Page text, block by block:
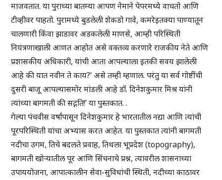
माजवतात. या पुराच्या बातम्या आपण नेमाने पेपरमध्ये वाचतो आणि
टीव्हीवर पाहतो. पुरामध्ये बुडलेली शेकडो गावे, कमरेइतक्या पाण्यातून
चालणारी किंवा झाडावर अडकलेली माणसे, आम्ही परिस्थिती
नियंत्रणाखाली आणत आहोत असे वक्तव्य करणारे राजकीय नेते आणि
प्रशासकीय अधिकारी, यांची आता आपल्याला इतकी सवय झालेली
आहे की यात नवीन ते काय?’ असे तम्ही म्हणाल. परंतु या सर्व गोष्टींची
दुसरी बाजू आपल्यासमोर मांडली आहे डॉ. दिनेशकुमार मिश्र यांनी
त्यांच्या बागमती की सद्गति!’ या पुस्तकात. .
गेल्या पंचवीस वर्षांपासून दिनेशकुमार हे भारतातील नद्या आणि त्यांची
पूरपरिस्थिती यांचा अभ्यास करत आहेत. या पुस्तकात त्यांनी बागमती
नदीचा उगम, तिचे बदलते प्रवाह, तिथला भूप्रदेश (topography),
बागमती खोऱ्यातील पूर आणि सिंचनाचे प्रश्न, त्यावरील शासनाच्या
उपाययोजना, आपात्कालीन सेवा-सुविधांची स्थिती, नदीच्या काठावर